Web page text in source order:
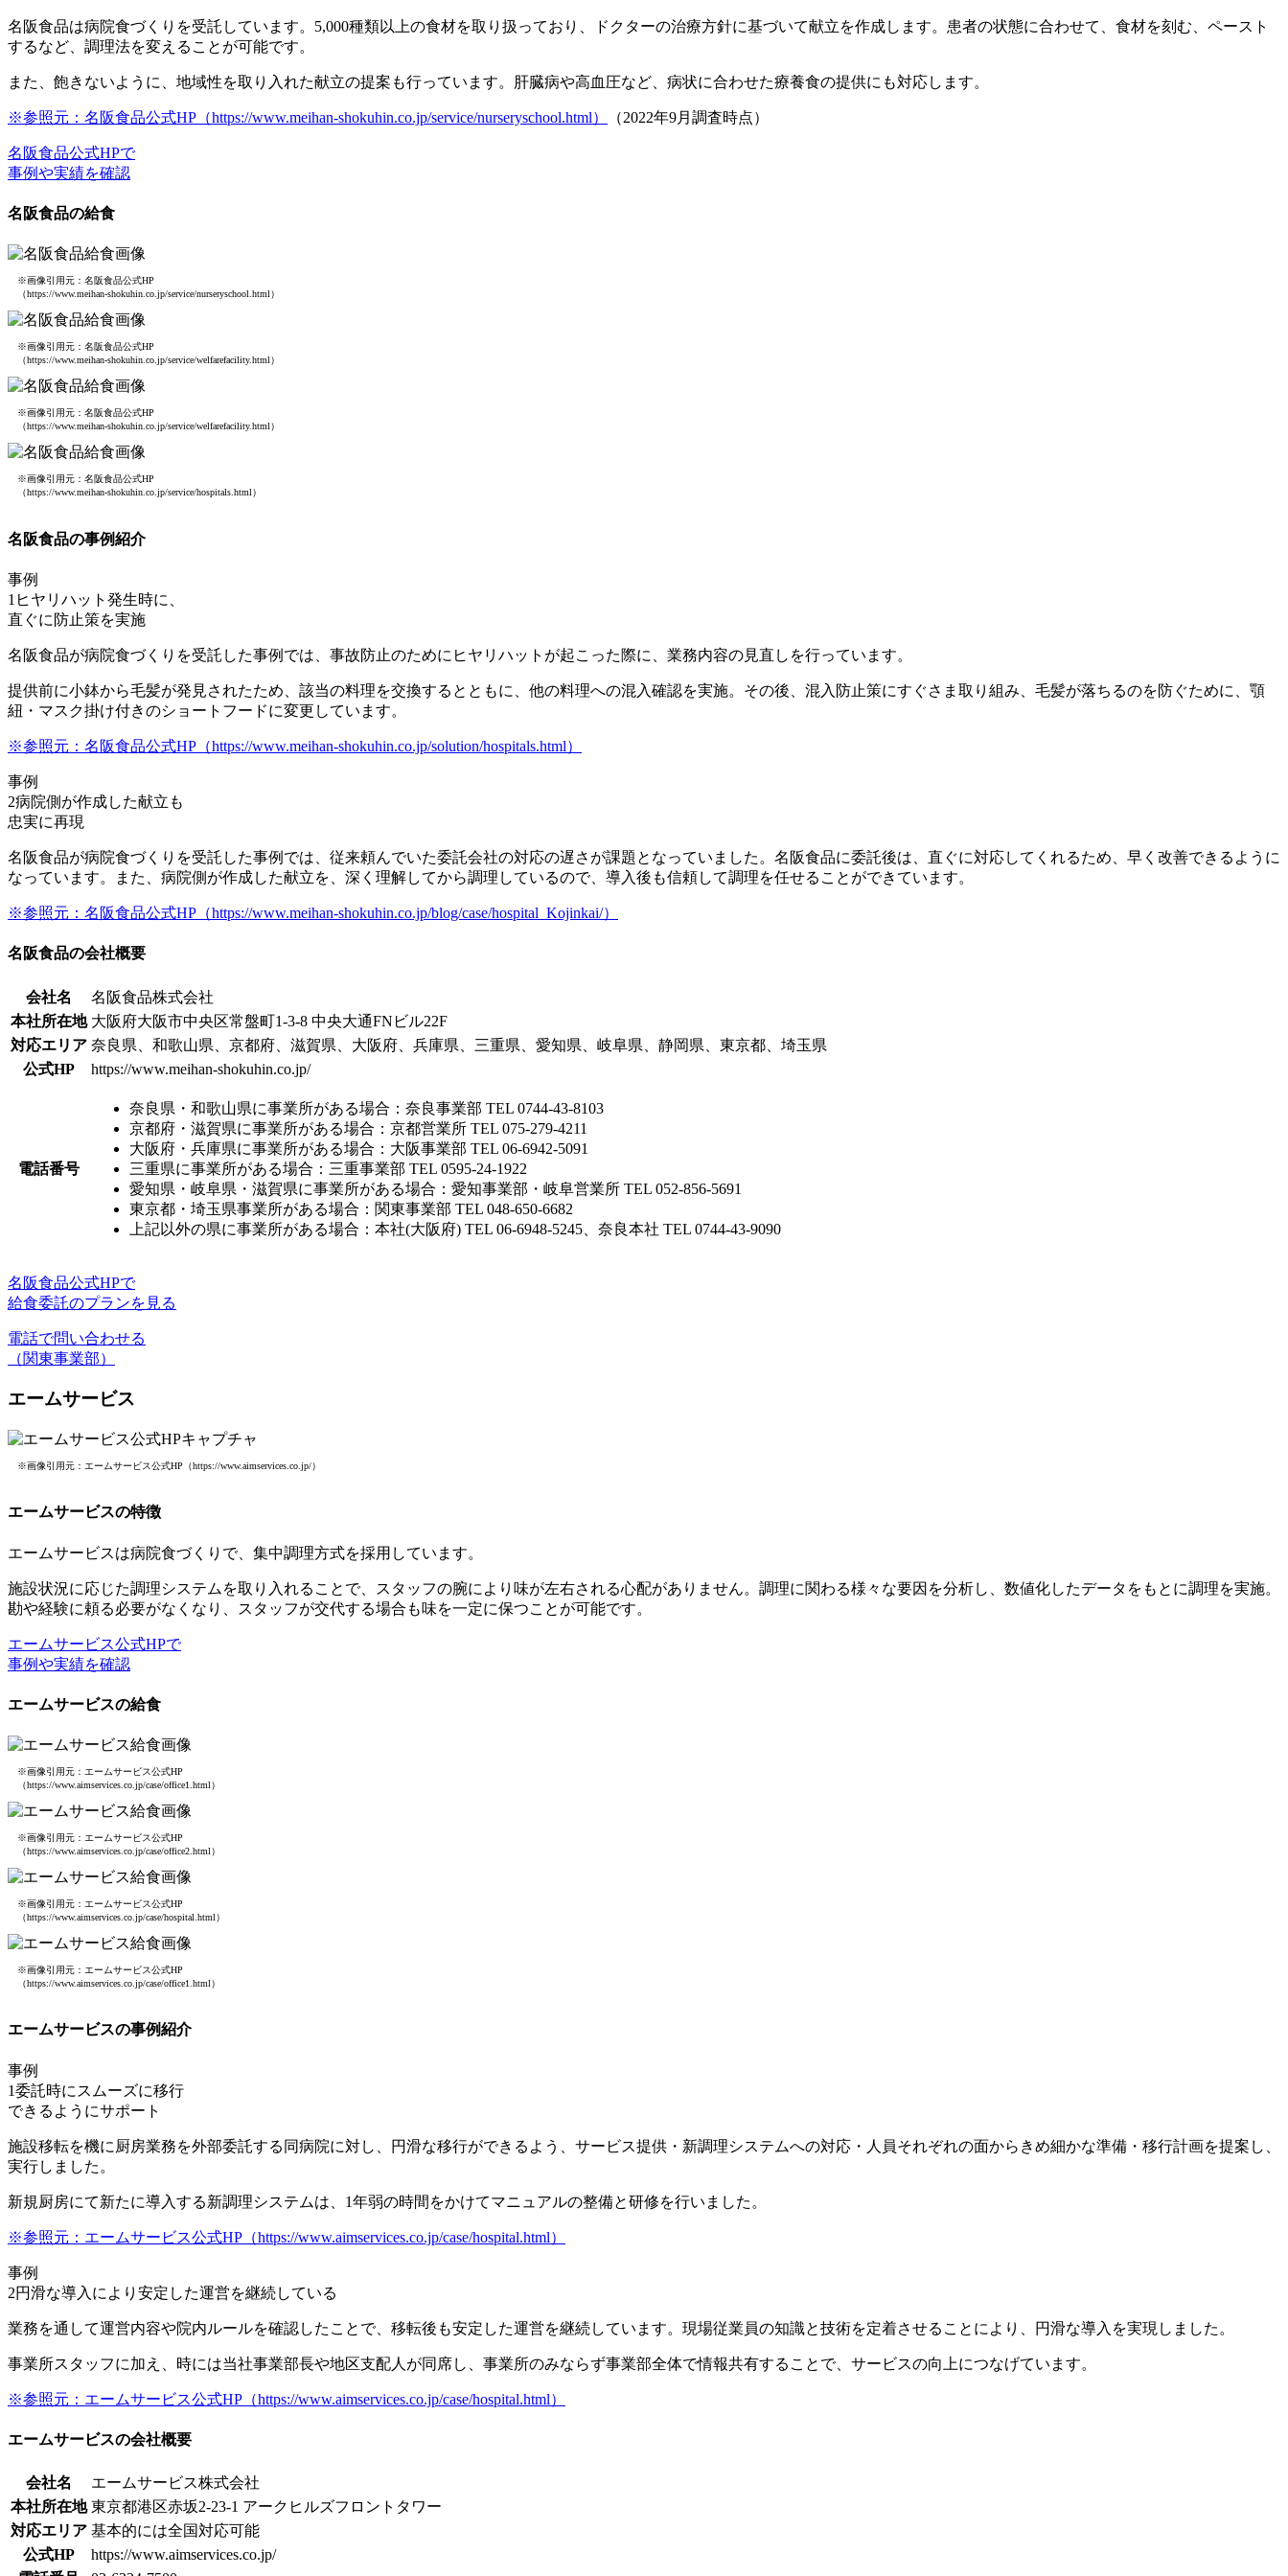
名阪食品は病院食づくりを受託しています。 5,000種類以上の食材を取り扱っており、ドクターの治療方針に基づいて献立を作成します。患者の状態に合わせて、食材を刻む、ペースト
するなど、調理法を変えることが可能です。
また、飽きないように、 地域性を取り入れた献立の提案 も行っています。肝臓病や高血圧など、病状に合わせた療養食の提供にも対応します。
※参照元：名阪食品公式HP（https://www.meihan-shokuhin.co.jp/service/nurseryschool.html） （2022年9月調査時点）
名阪食品公式HPで
事例や実績を確認
名阪食品の給食
※画像引用元：名阪食品公式HP
（https://www.meihan-shokuhin.co.jp/service/nurseryschool.html）
※画像引用元：名阪食品公式HP
（https://www.meihan-shokuhin.co.jp/service/welfarefacility.html）
※画像引用元：名阪食品公式HP
（https://www.meihan-shokuhin.co.jp/service/welfarefacility.html）
※画像引用元：名阪食品公式HP
（https://www.meihan-shokuhin.co.jp/service/hospitals.html）
名阪食品の事例紹介
事例
1 ヒヤリハット発生時に、
直ぐに防止策を実施
名阪食品が病院食づくりを受託した事例では、事故防止のためにヒヤリハットが起こった際に、 業務内容の見直し を行っています。
提供前に小鉢から毛髪が発見されたため、該当の料理を交換するとともに、他の料理への混入確認を実施。その後、混入防止策にすぐさま取り組み、毛髪が落ちるのを防ぐために、 顎
紐・マスク掛け付きのショートフードに変更 しています。
※参照元：名阪食品公式HP（https://www.meihan-shokuhin.co.jp/solution/hospitals.html）
事例
2病院側が作成した献立も
忠実に再現
名阪食品が病院食づくりを受託した事例では、従来頼んでいた委託会社の対応の遅さが課題となっていました。名阪食品に委託後は、直ぐに対応してくれるため、早く改善できるように
なっています。また、病院側が作成した献立を、 深く理解してから調理 しているので、 導入後も信頼して調理を任せることができています。
※参照元：名阪食品公式HP（https://www.meihan-shokuhin.co.jp/blog/case/hospital_Kojinkai/）
名阪食品の会社概要
会社名
名阪食品株式会社
本社所在地 大阪府大阪市中央区常盤町1-3-8 中央大通FNビル22F
対応エリア 奈良県、和歌山県、京都府、滋賀県、大阪府、兵庫県、三重県、愛知県、岐阜県、静岡県、東京都、埼玉県
公式HP
https://www.meihan-shokuhin.co.jp/
電話番号
奈良県・和歌山県に事業所がある場合：奈良事業部 TEL 0744-43-8103
京都府・滋賀県に事業所がある場合：京都営業所 TEL 075-279-4211
大阪府・兵庫県に事業所がある場合：大阪事業部 TEL 06-6942-5091
三重県に事業所がある場合：三重事業部 TEL 0595-24-1922
愛知県・岐阜県・滋賀県に事業所がある場合：愛知事業部・岐阜営業所 TEL 052-856-5691
東京都・埼玉県事業所がある場合：関東事業部 TEL 048-650-6682
上記以外の県に事業所がある場合：本社(大阪府) TEL 06-6948-5245、奈良本社 TEL 0744-43-9090
名阪食品公式HPで
給食委託のプランを見る
電話で問い合わせる
（関東事業部）
エームサービス
※画像引用元：エームサービス公式HP（https://www.aimservices.co.jp/）
エームサービスの特徴
エームサービスは病院食づくりで、集中調理方式を採用しています。
施設状況に応じた調理システムを取り入れることで、 スタッフの腕により味が左右される心配がありません。調理に関わる様々な要因を分析し、 数値化したデータをもとに調理を実施。
勘や経験に頼る必要がなくなり、スタッフが交代する場合も味を一定に保つことが可能です。
エームサービス公式HPで
事例や実績を確認
エームサービスの給食
※画像引用元：エームサービス公式HP
（https://www.aimservices.co.jp/case/office1.html）
※画像引用元：エームサービス公式HP
（https://www.aimservices.co.jp/case/office2.html）
※画像引用元：エームサービス公式HP
（https://www.aimservices.co.jp/case/hospital.html）
※画像引用元：エームサービス公式HP
（https://www.aimservices.co.jp/case/office1.html）
エームサービスの事例紹介
事例
1委託時にスムーズに移行
できるようにサポート
施設移転を機に厨房業務を外部委託する同病院に対し、円滑な移行ができるよう、サービス提供・新調理システムへの対応・人員それぞれの面からきめ細かな準備・移行計画を提案し、
実行しました。
新規厨房にて新たに導入する新調理システムは、 1年弱の時間をかけてマニュアルの整備と研修を行いました。
※参照元：エームサービス公式HP（https://www.aimservices.co.jp/case/hospital.html）
事例
2円滑な導入により安定した運営を継続している
業務を通して運営内容や院内ルールを確認したことで、移転後も安定した運営を継続しています。現場従業員の知識と技術を定着させることにより、円滑な導入を実現しました。
事業所スタッフに加え、時には当社事業部長や地区支配人が同席し、 事業所のみならず事業部全体で情報共有することで、サービスの向上につなげています。
※参照元：エームサービス公式HP（https://www.aimservices.co.jp/case/hospital.html）
エームサービスの会社概要
会社名
エームサービス株式会社
本社所在地 東京都港区赤坂2-23-1 アークヒルズフロントタワー
対応エリア 基本的には全国対応可能
公式HP
https://www.aimservices.co.jp/